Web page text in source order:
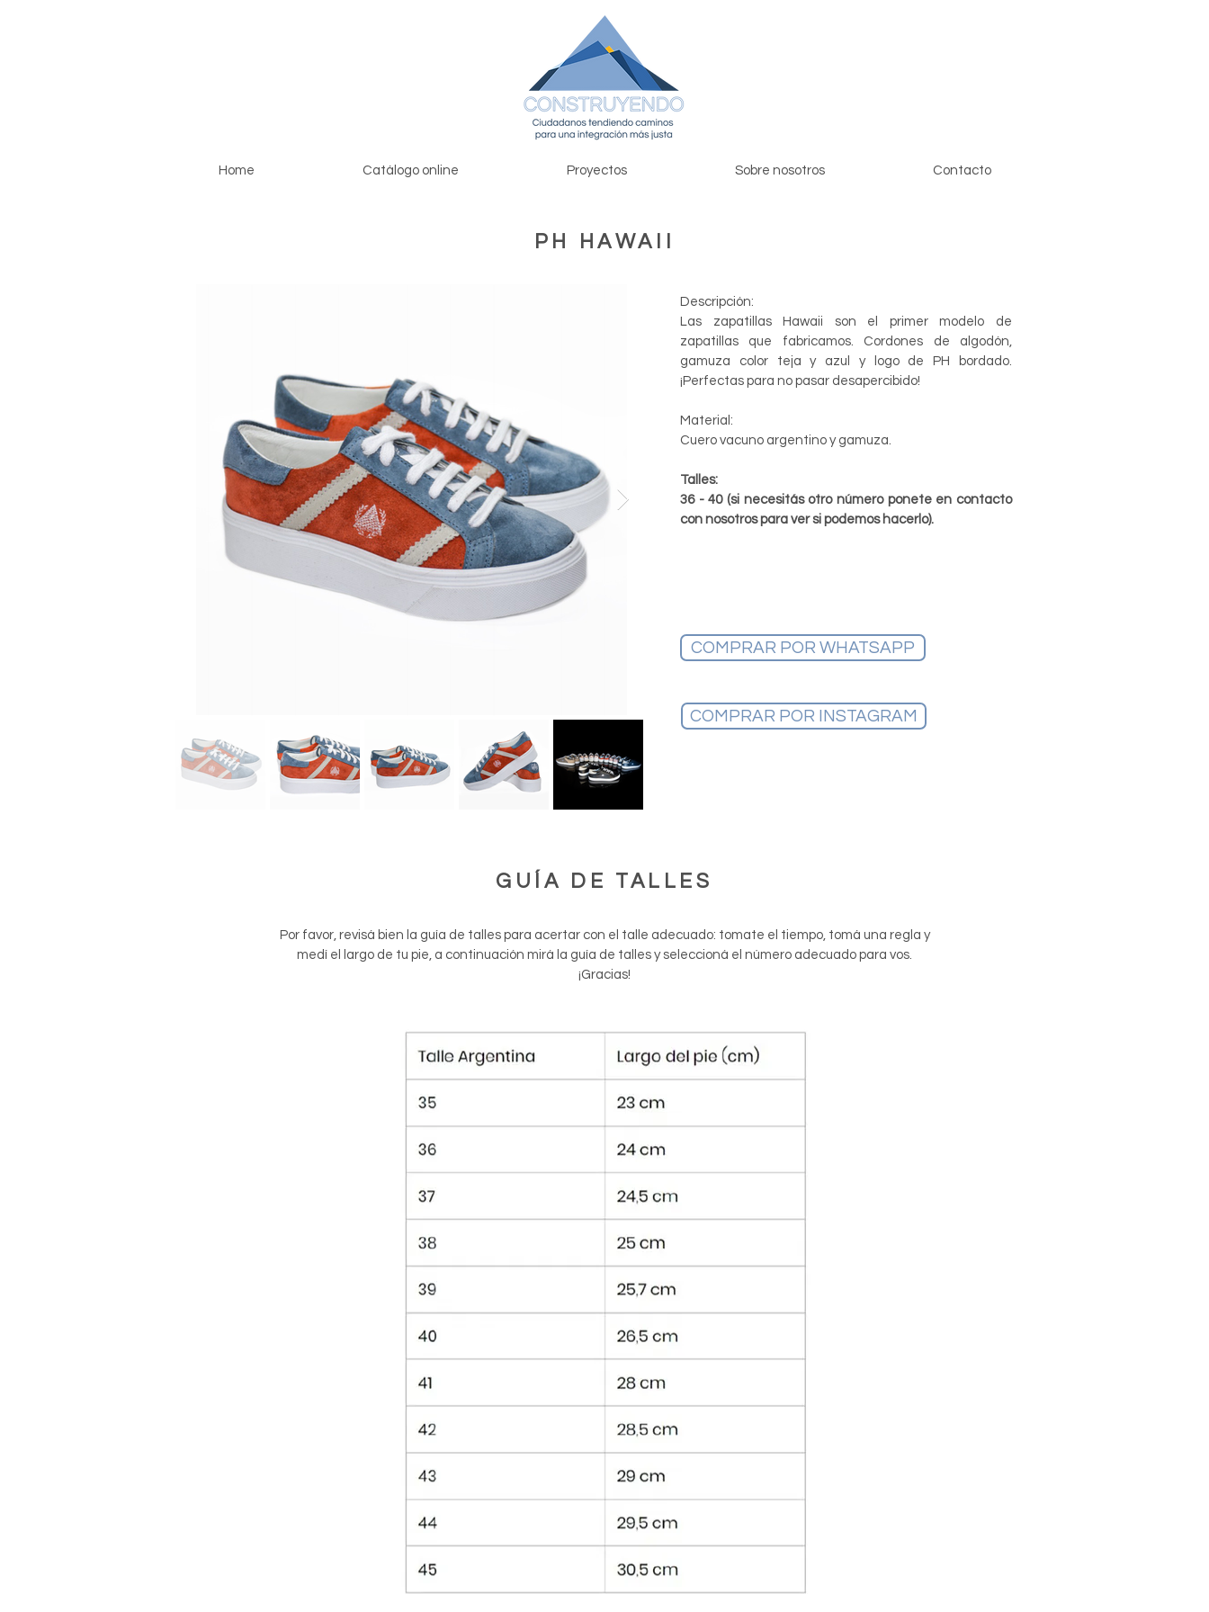
Home Catálogo online Proyectos Sobre nosotros Contacto
PH HAWAII
Descripción:
Las zapatillas Hawaii son el primer modelo de
zapatillas que fabricamos. Cordones de algodón,
gamuza color teja y azul y logo de PH bordado.
¡Perfectas para no pasar desapercibido!
Material:
Cuero vacuno argentino y gamuza.
Talles:
36 - 40 (si necesitás otro número ponete en contacto
con nosotros para ver si podemos hacerlo).
COMPRAR POR WHATSAPP
COMPRAR POR INSTAGRAM
GUÍA DE TALLES
Por favor, revisá bien la guía de talles para acertar con el talle adecuado: tomate el tiempo, tomá una regla y
medí el largo de tu pie, a continuación mirá la guía de talles y seleccioná el número adecuado para vos.
¡Gracias!